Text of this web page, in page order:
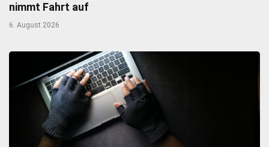
nimmt Fahrt auf
6. August 2026